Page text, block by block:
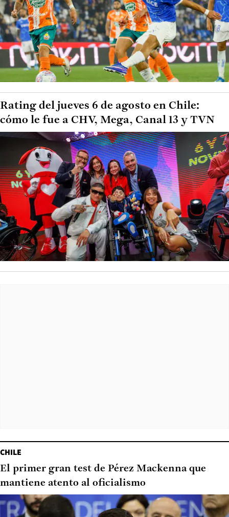
Rating del jueves 6 de agosto en Chile:
cómo le fue a CHV, Mega, Canal 13 y TVN
CHILE
El primer gran test de Pérez Mackenna que
mantiene atento al oficialismo